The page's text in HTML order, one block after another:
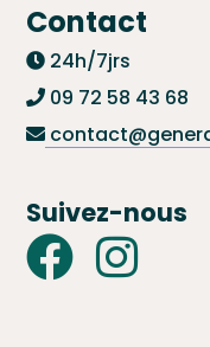
Contact
24h/7jrs
09 72 58 43 68
Suivez-nous